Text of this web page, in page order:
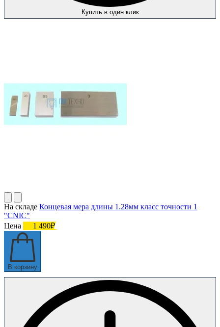
Купить в один клик
На складе Концевая мера длины 1.28мм класс точности 1
"CNIC"
Цена
1 490₽
В корзину